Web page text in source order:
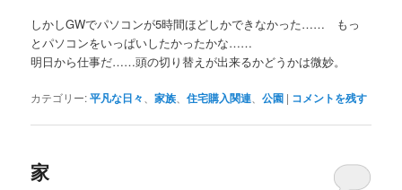
しかしGWでパソコンが5時間ほどしかできなかった…… もっ
とパソコンをいっぱいしたかったかな……
明日から仕事だ……頭の切り替えが出来るかどうかは微妙。
カテゴリー:平凡な日々 、家族 、住宅購入関連 、公園 | コメントを残す
家